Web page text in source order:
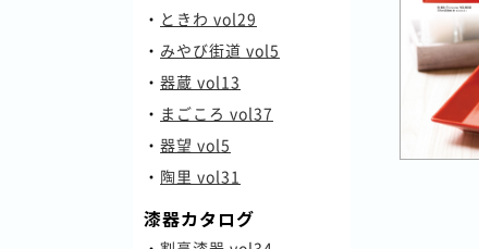
・ ときわ vol29
・ みやび街道 vol5
・ 器蔵 vol13
・ まごころ vol37
・ 器望 vol5
・ 陶里 vol31
漆器カタログ